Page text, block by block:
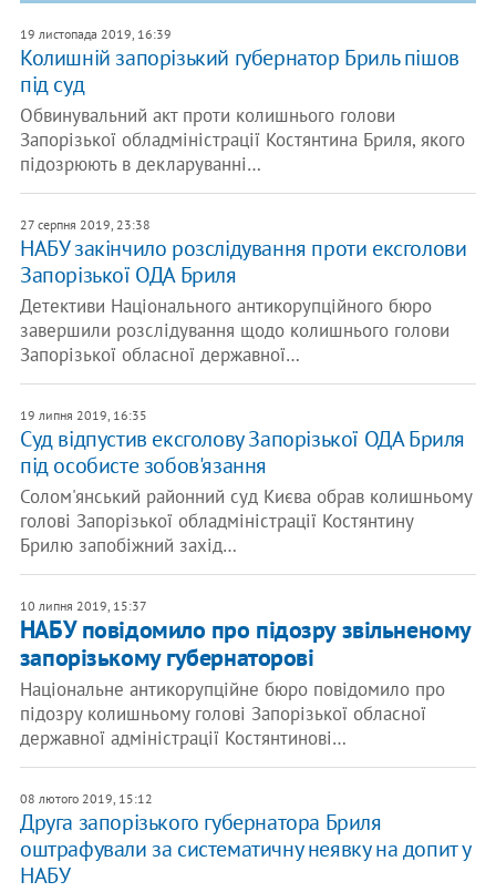
19 листопада 2019, 16:39
Колишній запорізький губернатор Бриль пішов
під суд
Обвинувальний акт проти колишнього голови
Запорізької обладміністрації Костянтина Бриля, якого
підозрюють в декларуванні…
27 серпня 2019, 23:38
НАБУ закінчило розслідування проти ексголови
Запорізької ОДА Бриля
Детективи Національного антикорупційного бюро
завершили розслідування щодо колишнього голови
Запорізької обласної державної…
19 липня 2019, 16:35
Суд відпустив ексголову Запорізької ОДА Бриля
під особисте зобов'язання
Солом'янський районний суд Києва обрав колишньому
голові Запорізької обладміністрації Костянтину
Брилю запобіжний захід…
10 липня 2019, 15:37
НАБУ повідомило про підозру звільненому
запорізькому губернаторові
Національне антикорупційне бюро повідомило про
підозру колишньому голові Запорізької обласної
державної адміністрації Костянтинові…
08 лютого 2019, 15:12
Друга запорізького губернатора Бриля
оштрафували за систематичну неявку на допит у
НАБУ